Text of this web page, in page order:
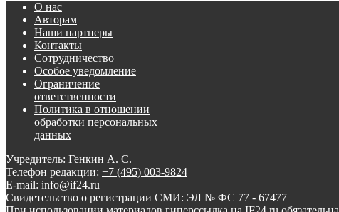
О нас
Авторам
Наши партнеры
Контакты
Сотрудничество
Особое уведомление
Ограничение
ответственности
Политика в отношении
обработки персональных
данных
Учредитель: Генкин А. С.
Телефон редакции: +7 (495) 003-9824
E-mail: info@if24.ru
Свидетельство о регистрации СМИ: ЭЛ № ФС 77 - 67477